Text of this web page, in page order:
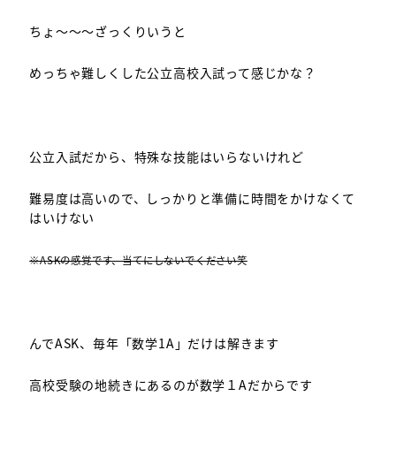
ちょ～～～ざっくりいうと
めっちゃ難しくした公立高校入試って感じかな？
公立入試だから、特殊な技能はいらないけれど
難易度は高いので、しっかりと準備に時間をかけなくて
はいけない
※ASKの感覚です、当てにしないでください笑
んでASK、毎年「数学1A」だけは解きます
高校受験の地続きにあるのが数学１Aだからです